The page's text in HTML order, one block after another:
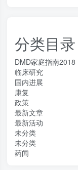
分类目录
DMD家庭指南2018
临床研究
国内进展
康复
政策
最新文章
最新活动
未分类
未分类
药闻